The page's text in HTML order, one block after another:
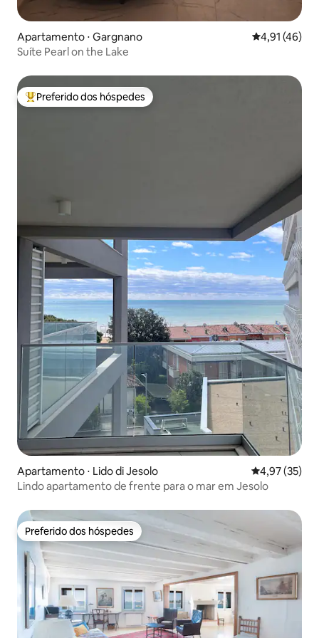
Apartamento ⋅ Gargnano 4,91 de uma
4,91 (46)
Suíte Pearl on the Lake
Entre os melhores preferidos dos hóspedes
Preferido dos hóspedes
Apartamento ⋅ Lido di Jesolo 4,97 de uma
4,97 (35)
Lindo apartamento de frente para o mar em Jesolo
Preferido dos hóspedes
Preferido dos hóspedes